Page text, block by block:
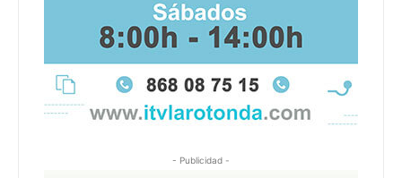
- Publicidad -